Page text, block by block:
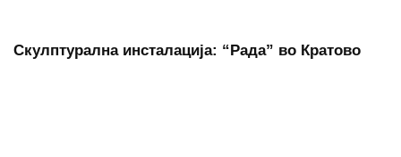
Скулптурална инсталација: “Рада” во Кратово